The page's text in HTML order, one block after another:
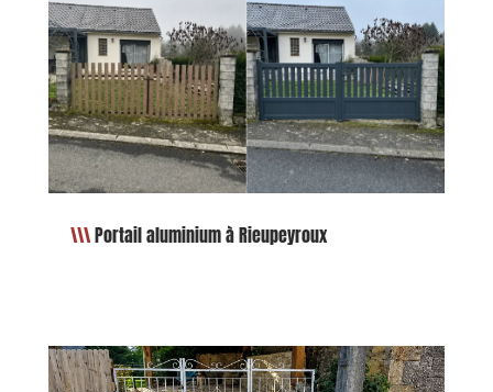
Portail aluminium à Rieupeyroux